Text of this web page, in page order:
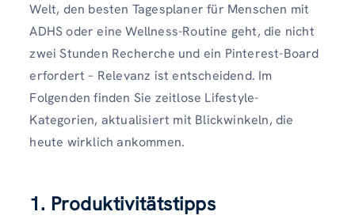
Welt, den besten Tagesplaner für Menschen mit
ADHS oder eine Wellness-Routine geht, die nicht
zwei Stunden Recherche und ein Pinterest-Board
erfordert – Relevanz ist entscheidend. Im
Folgenden finden Sie zeitlose Lifestyle-
Kategorien, aktualisiert mit Blickwinkeln, die
heute wirklich ankommen.
1. Produktivitätstipps